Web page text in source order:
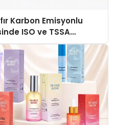
Karbon Emisyonlu
ISO ve TSSA